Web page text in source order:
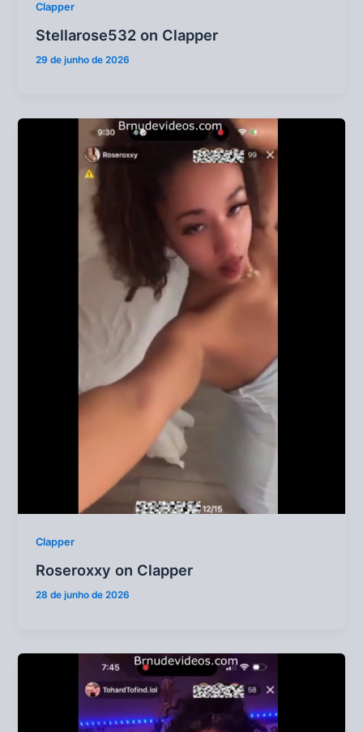
Clapper
Stellarose532 on Clapper
29 de junho de 2026
Clapper
Roseroxxy on Clapper
28 de junho de 2026